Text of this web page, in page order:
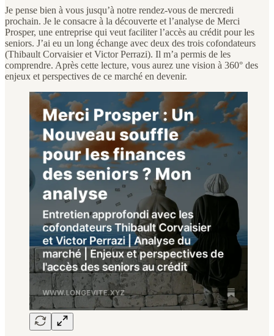
Je pense bien à vous jusqu’à notre rendez-vous de mercredi
prochain. Je le consacre à la découverte et l’analyse de Merci
Prosper, une entreprise qui veut faciliter l’accès au crédit pour les
seniors. J’ai eu un long échange avec deux des trois cofondateurs
(Thibault Corvaisier et Victor Perrazi). Il m’a permis de les
comprendre. Après cette lecture, vous aurez une vision à 360° des
enjeux et perspectives de ce marché en devenir.